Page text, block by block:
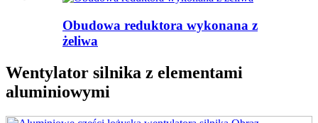
Obudowa reduktora wykonana z
żeliwa
Wentylator silnika z elementami
aluminiowymi